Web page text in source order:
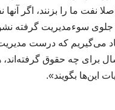
ما را بزنند، اگر آنها
سوءمدیریت گرفته نشود
که درست مدیریت
چه حقوق گرفته‌اند، هر
این‌ها بگویند».